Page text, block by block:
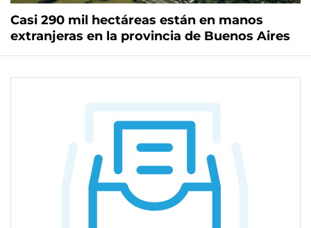
Casi 290 mil hectáreas están en manos
extranjeras en la provincia de Buenos Aires